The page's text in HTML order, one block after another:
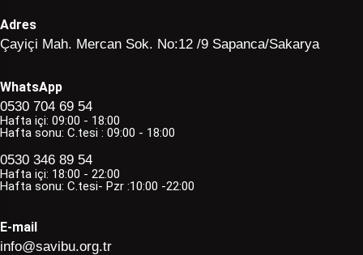
Adres
Çayiçi Mah. Mercan Sok. No:12 /9 Sapanca/Sakarya
WhatsApp
0530 704 69 54
Hafta içi: 09:00 - 18:00
Hafta sonu: C.tesi : 09:00 - 18:00
0530 346 89 54
Hafta içi: 18:00 - 22:00
Hafta sonu: C.tesi- Pzr :10:00 -22:00
E-mail
info@savibu.org.tr